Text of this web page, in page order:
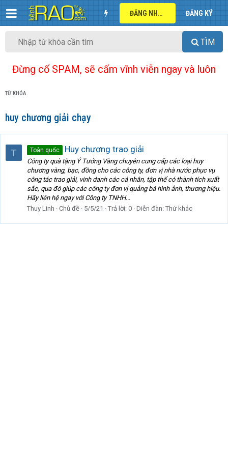
ĐĂNG NHẬP ĐĂNG KÝ
TÌM
Đừng cố SPAM, sẽ cấm vĩnh viễn ngay và luôn
TỪ KHÓA
huy chương giải chạy
T Toàn quốc Huy chương trao giải
Công ty quà tặng Ý Tưởng Vàng chuyên cung cấp các loại huy
chương vàng, bạc, đồng cho các công ty, đơn vị nhà nước phục vụ
công tác trao giải, vinh danh các cá nhân, tập thể có thành tích xuất
sắc, qua đó giúp các công ty đơn vị quảng bá hình ảnh, thương hiệu.
Hãy liên hệ ngay với Công ty TNHH...
Thuy Linh
Chủ đề 5/5/21 Trả lời: 0 Diễn đàn: Thứ khác